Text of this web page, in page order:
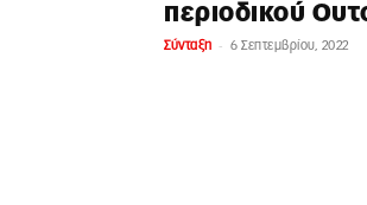
περιοδικού
Σύνταξη - 6 Σεπτεμβρίου, 2022